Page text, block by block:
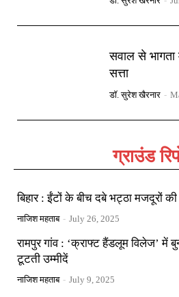
सवाल से भागता
सत्ता
डॉ. सुरेश खैरनार -
ग्राउंड
बिहार : ईंटों के बीच दबे भट्ठा मजदूरों की
नाजिश महताब - July 26, 2025
रामपुर गांव : ‘क्राफ्ट हैंडलूम विलेज’ में
टूटती उम्मीदें
नाजिश महताब - July 9, 2025